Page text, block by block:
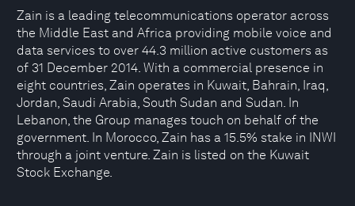
Zain is a leading telecommunications operator across
the Middle East and Africa providing mobile voice and
data services to over 44.3 million active customers as
of 31 December 2014. With a commercial presence in
eight countries, Zain operates in Kuwait, Bahrain, Iraq,
Jordan, Saudi Arabia, South Sudan and Sudan. In
Lebanon, the Group manages touch on behalf of the
government. In Morocco, Zain has a 15.5% stake in INWI
through a joint venture. Zain is listed on the Kuwait
Stock Exchange.